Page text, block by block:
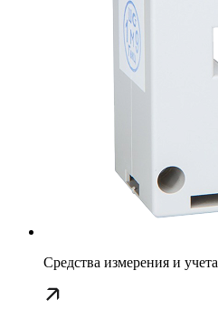
Средства измерения и учета